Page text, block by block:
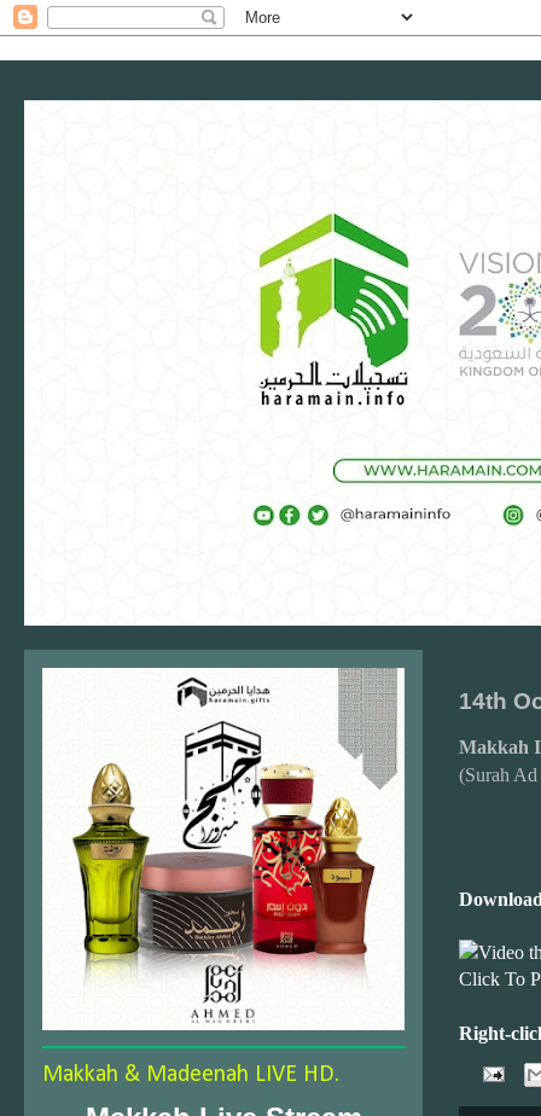
14th
Makkah
(Surah
Click To
Right-
Makkah & Madeenah LIVE HD.